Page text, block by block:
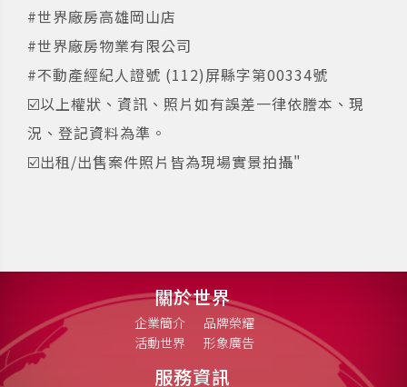
#世界廠房高雄岡山店
#世界廠房物業有限公司
#不動產經紀人證號 (112)屏縣字第00334號
☑️以上權狀、資訊、照片如有誤差一律依謄本、現
況、登記資料為準。
☑️出租/出售案件照片皆為現場實景拍攝"
關於世界
企業簡介
品牌榮耀
活動世界
形象廣告
服務資訊